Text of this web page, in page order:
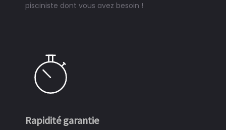
pisciniste dont vous avez besoin !
Rapidité garantie